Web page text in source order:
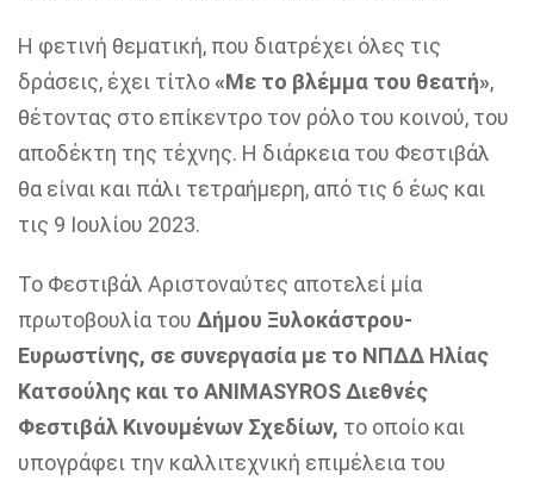
Η φετινή θεματική, που διατρέχει όλες τις
δράσεις, έχει τίτλο«Με το βλέμμα του θεατή»,
θέτοντας στο επίκεντρο τον ρόλο του κοινού, του
αποδέκτη της τέχνης. Η διάρκεια του Φεστιβάλ
θα είναι και πάλι τετραήμερη, από τις 6 έως και
τις 9 Ιουλίου 2023.
Το Φεστιβάλ Αριστοναύτες αποτελεί μία
πρωτοβουλία του Δήμου Ξυλοκάστρου-
Ευρωστίνης, σε συνεργασία με το ΝΠΔΔ Ηλίας
Κατσούλης και το ANIMASYROS Διεθνές
Φεστιβάλ Κινουμένων Σχεδίων, το οποίο και
υπογράφει την καλλιτεχνική επιμέλεια του